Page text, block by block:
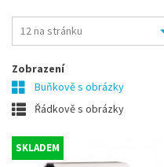
Zobrazení
Buňkově s obrázky
Řádkově s obrázky
SKLADEM